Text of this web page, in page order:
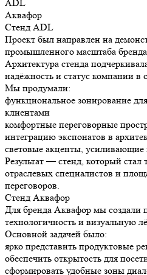
ADL
Аквафор
Стенд ADL
Проект был направлен на
промышленного масштаба
Архитектура стенда
надёжность и статус компании в
Мы продумали:
функциональное зонирование
клиентами
комфортные переговорные
интеграцию экспонатов в
световые акценты, усиливающие
Результат — стенд, который стал
отраслевых специалистов и
переговоров.
Стенд Аквафор
Для бренда Аквафор мы создали
технологичность и визуальную
Основной задачей было:
ярко представить продуктовые
обеспечить открытость для
сформировать удобные зоны